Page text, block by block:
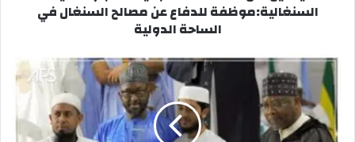
السنغالية:موظفة للدفاع عن مصالح السنغال في
الساحة الدولية